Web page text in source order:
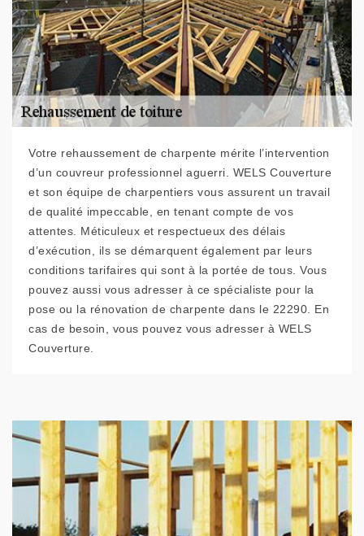
Votre rehaussement de charpente mérite l’intervention
d’un couvreur professionnel aguerri. WELS Couverture
et son équipe de charpentiers vous assurent un travail
de qualité impeccable, en tenant compte de vos
attentes. Méticuleux et respectueux des délais
d’exécution, ils se démarquent également par leurs
conditions tarifaires qui sont à la portée de tous. Vous
pouvez aussi vous adresser à ce spécialiste pour la
pose ou la rénovation de charpente dans le 22290. En
cas de besoin, vous pouvez vous adresser à WELS
Couverture.